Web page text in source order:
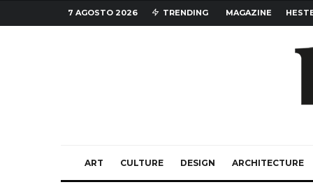
7 AGOSTO 2026 TRENDING MAGAZINE
ART CULTURE DESIGN ARCHITECTURE